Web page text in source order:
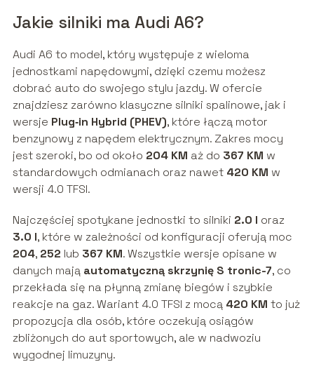
Jakie silniki ma Audi A6?
Audi A6 to model, który występuje z wieloma
jednostkami napędowymi, dzięki czemu możesz
dobrać auto do swojego stylu jazdy. W ofercie
znajdziesz zarówno klasyczne silniki spalinowe, jak i
wersje Plug‑in Hybrid (PHEV), które łączą motor
benzynowy z napędem elektrycznym. Zakres mocy
jest szeroki, bo od około 204 KM aż do 367 KM w
standardowych odmianach oraz nawet 420 KM w
wersji 4.0 TFSI.
Najczęściej spotykane jednostki to silniki 2.0 l oraz
3.0 l, które w zależności od konfiguracji oferują moc
204, 252 lub 367 KM. Wszystkie wersje opisane w
danych mają automatyczną skrzynię S tronic-7, co
przekłada się na płynną zmianę biegów i szybkie
reakcje na gaz. Wariant 4.0 TFSI z mocą 420 KM to już
propozycja dla osób, które oczekują osiągów
zbliżonych do aut sportowych, ale w nadwoziu
wygodnej limuzyny.